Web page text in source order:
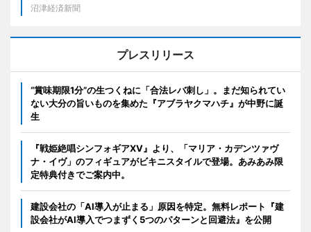
沼津経済新聞
プレスリリース
“賞味期限1分”の生つくねに「合法レバ刺し」。まだ知られてい
ない大分の旨いものを集めた『アブラヤクマハチ』が中野に誕
生
『戦姫絶唱シンフォギアXV』より、「マリア・カデンツァヴ
ナ・イヴ」のフィギュアがビキニスタイルで登場。あみあみ限
定特典付きでご案内中。
建設会社の「AI導入が止まる」原因を特定。無料レポート『建
設会社がAI導入でつまずく5つのパターンと回避法』を公開